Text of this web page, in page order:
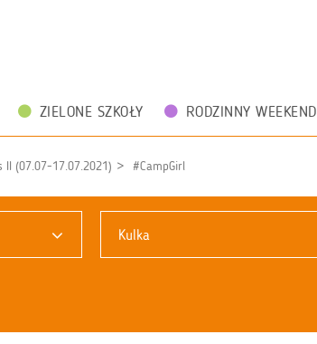
ZIELONE SZKOŁY RODZINNY WEEKEND
II (07.07-17.07.2021) #CampGirl
Kulka